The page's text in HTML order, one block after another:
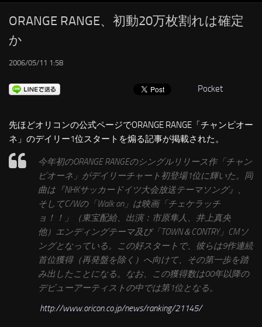
RSS
LINKS
ORANGE RANGE、初動20万枚割れは確定
か
2006/05/11 1:58
Pocket
先ほどオリコンの公式ページでORANGE RANGE「チャンピオー
ネ」のデイリー1位スタートを煽る記事が掲載された。
今年初のORANGE RANGEのシングルリリース作「チャン
ピオーネ」がデイリーチャート初登場1位に輝いた。同
曲は『NHKサッカードイツ大会放送テーマソング』、
そしてC/Wの「Walk on」は映画「チェケラッチ
ョ！！」（東宝配給、出演：市原隼人、井上真央
他）エンディングテーマ及び「TOWN＆CONTRY」CMソ
ングとなっている。この好スタートで、彼らは9作連続
首位獲得（再発盤を除く）へ向けて、その第一歩を踏
み出したことになる。なお、この獲得数は00年以降の
デビューアーティストの中では第1位となる。
http://www.oricon.co.jp/news/ranking/21145/